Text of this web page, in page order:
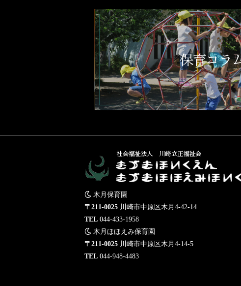
木月保育園
〒211-0025 川崎市中原区木月4-42-14
TEL 044-433-1958
木月ほほえみ保育園
〒211-0025 川崎市中原区木月4-14-5
TEL 044-948-4483